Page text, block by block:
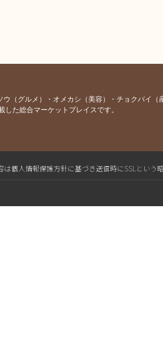
（グルメ）・オメカシ（美容）・チョクバイ（
た総合マーケットプレイスです。
個人情報保護方針に基づき送信時にSSLという